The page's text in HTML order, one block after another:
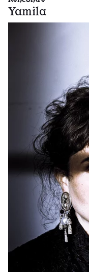
Yamila